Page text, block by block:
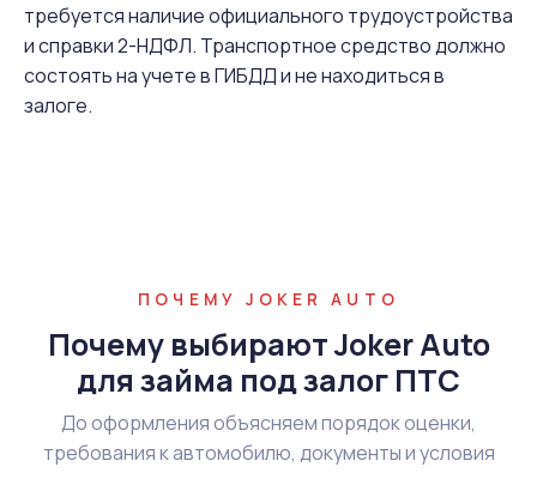
требуется наличие официального трудоустройства
и справки 2-НДФЛ. Транспортное средство должно
состоять на учете в ГИБДД и не находиться в
залоге.
ПОЧЕМУ JOKER AUTO
Почему выбирают Joker Auto
для займа под залог ПТС
До оформления объясняем порядок оценки,
требования к автомобилю, документы и условия